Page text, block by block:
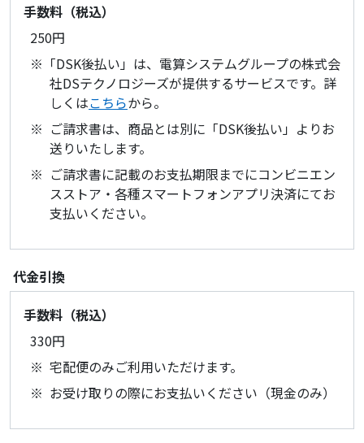
手数料（税込）
250円
「DSK後払い」は、電算システムグループの株式会
社DSテクノロジーズが提供するサービスです。詳
しくはこちらから。
ご請求書は、商品とは別に「DSK後払い」よりお
送りいたします。
ご請求書に記載のお支払期限までにコンビニエン
スストア・各種スマートフォンアプリ決済にてお
支払いください。
代金引換
手数料（税込）
330円
宅配便のみご利用いただけます。
お受け取りの際にお支払いください（現金のみ）